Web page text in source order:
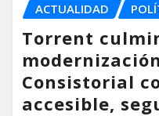
ACTUALIDAD
Torrent
Consistorial
accesible,